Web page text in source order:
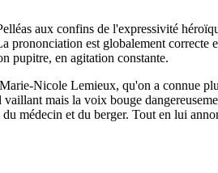
aux confins de l'expressivité
prononciation est globalement correcte
pupitre, en agitation constante.
Nicole Lemieux, qu'on a connue
mais la voix bouge
médecin et du berger. Tout en lui